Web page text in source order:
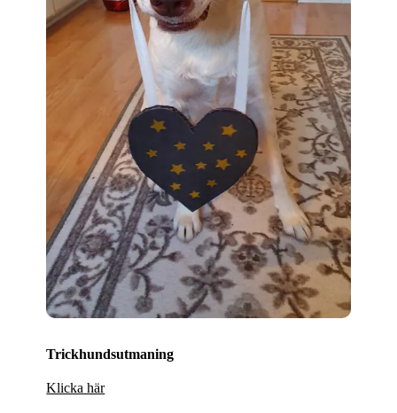
Trickhundsutmaning
Klicka här